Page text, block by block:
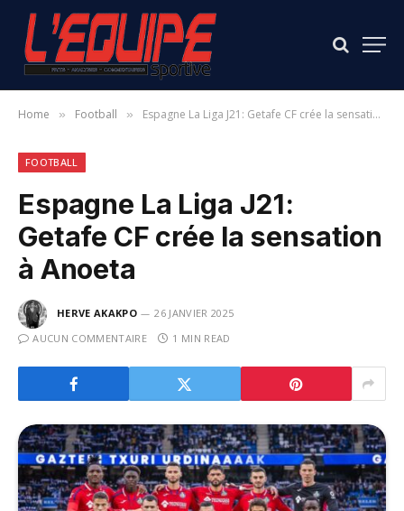
Home » Football » Espagne La Liga J21: Getafe CF crée la sensation à Anoeta
FOOTBALL
Espagne La Liga J21:
Getafe CF crée la sensation
à Anoeta
HERVE AKAKPO
26 JANVIER 2025
AUCUN COMMENTAIRE
1 MIN READ